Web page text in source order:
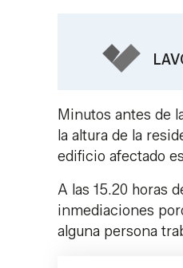
Minutos antes de
la altura de la
edificio afectado
A las 15.20 horas
inmediaciones
alguna persona